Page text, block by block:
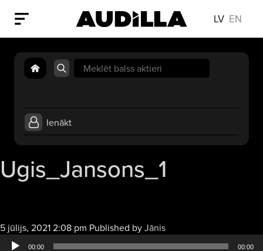
LV EN
Search
for:
Ienākt
Ugis_Jansons_1
5 jūlijs, 2021 2:08 pm Published byJānisAudio
atskaņotājs
00:00 00:00